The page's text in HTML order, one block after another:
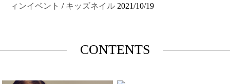
ィンイベント / キッズネイル 2021/10/19
CONTENTS